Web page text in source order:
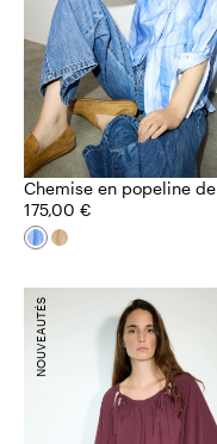
Chemise en popeline de
coton
175,00 €
NOUVEAUTÉS